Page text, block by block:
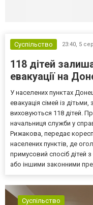
Суспільство 23:40, 5
118 дітей
евакуації на
У населених пунктах
евакуація сімей із
виховуються 118 дітей.
начальниця служби у
Рижакова, передає
населених пунктів, де
примусовий спосіб дітей
або іншими законними
Суспільство